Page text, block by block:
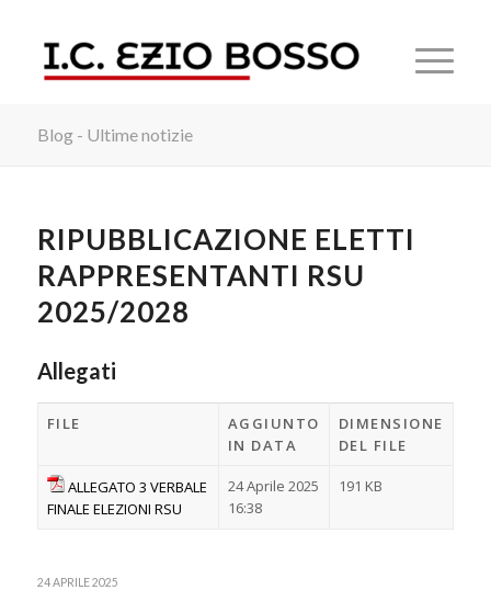
Blog - Ultime notizie
RIPUBBLICAZIONE ELETTI
RAPPRESENTANTI RSU
2025/2028
Allegati
FILE
AGGIUNTO
IN DATA
DIMENSIONE
DEL FILE
ALLEGATO 3 VERBALE
FINALE ELEZIONI RSU
24 Aprile 2025
16:38
191 KB
24 APRILE 2025